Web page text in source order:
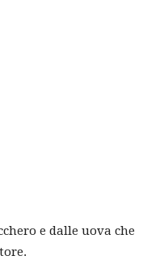
e dalle uova che